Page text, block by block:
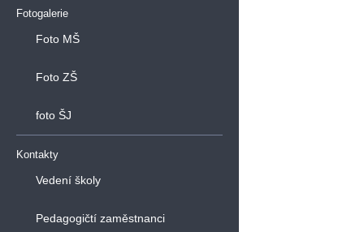
Fotogalerie
Foto MŠ
Foto ZŠ
foto ŠJ
Kontakty
Vedení školy
Pedagogičtí zaměstnanci